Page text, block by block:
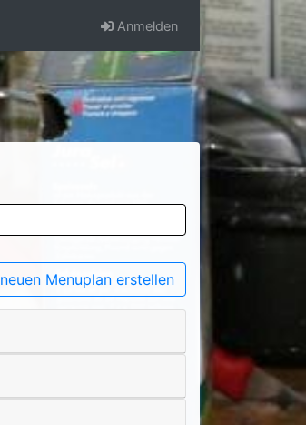
Anmelden
neuen Menuplan erstellen